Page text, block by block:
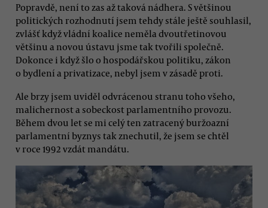
Popravdě, není to zas až taková nádhera. S většinou
politických rozhodnutí jsem tehdy stále ještě souhlasil,
zvlášť když vládní koalice neměla dvoutřetinovou
většinu a novou ústavu jsme tak tvořili společně.
Dokonce i když šlo o hospodářskou politiku, zákon
o bydlení a privatizace, nebyl jsem v zásadě proti.
Ale brzy jsem uviděl odvrácenou stranu toho všeho,
malichernost a sobeckost parlamentního provozu.
Během dvou let se mi celý ten zatracený buržoazní
parlamentní byznys tak znechutil, že jsem se chtěl
v roce 1992 vzdát mandátu.